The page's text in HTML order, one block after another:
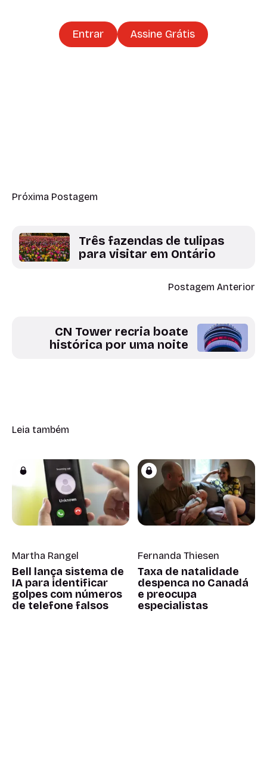
Entrar Assine Grátis
Próxima Postagem
Três fazendas de tulipas
para visitar em Ontário
Postagem Anterior
CN Tower recria boate
histórica por uma noite
Leia também
Martha Rangel
Bell lança sistema de
IA para identificar
golpes com números
de telefone falsos
Fernanda Thiesen
Taxa de natalidade
despenca no Canadá
e preocupa
especialistas